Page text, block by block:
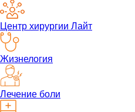
Центр хирургии Лайт
Жизнелогия
Лечение боли